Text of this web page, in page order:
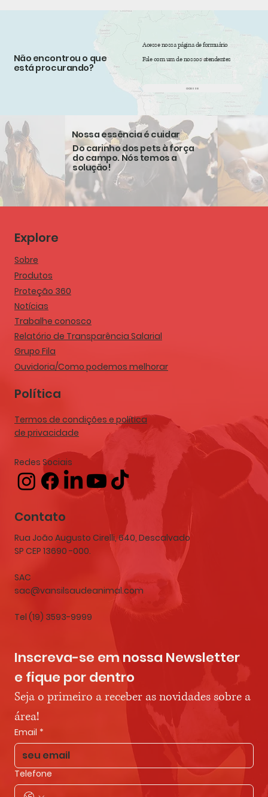
Não encontrou o que
está procurando?
Acesse nossa página de formuário
Fale com um de nossos atendentes
acesse
Nossa essência é cuidar
Do carinho dos pets à força
do campo. Nós temos a
solução!
Explore
Sobre
Produtos
Proteção 360
Notícias
Trabalhe conosco
Relatório de Transparência Salarial
Grupo Fila
Ouvidoria/Como podemos melhorar
Política
Termos de condições e política
de privacidade
Redes Sociais
Contato
Rua João Augusto Cirelli, 640, Descalvado
SP CEP 13690 -000.
SAC
sac@vansilsaudeanimal.com
Tel (19) 3593-9999
Inscreva-se em nossa Newsletter
e fique por dentro
Seja o primeiro a receber as novidades sobre a
área!
Email *
Telefone